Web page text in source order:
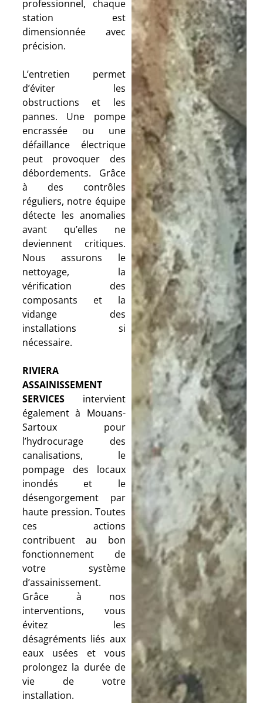
professionnel, chaque
station est
dimensionnée avec
précision.
L’entretien permet
d’éviter les
obstructions et les
pannes. Une pompe
encrassée ou une
défaillance électrique
peut provoquer des
débordements. Grâce
à des contrôles
réguliers, notre équipe
détecte les anomalies
avant qu’elles ne
deviennent critiques.
Nous assurons le
nettoyage, la
vérification des
composants et la
vidange des
installations si
nécessaire.
RIVIERA
ASSAINISSEMENT
SERVICESintervient
également à Mouans-
Sartoux pour
l’hydrocurage des
canalisations, le
pompage des locaux
inondés et le
désengorgement par
haute pression. Toutes
ces actions
contribuent au bon
fonctionnement de
votre système
d’assainissement.
Grâce à nos
interventions, vous
évitez les
désagréments liés aux
eaux usées et vous
prolongez la durée de
vie de votre
installation.